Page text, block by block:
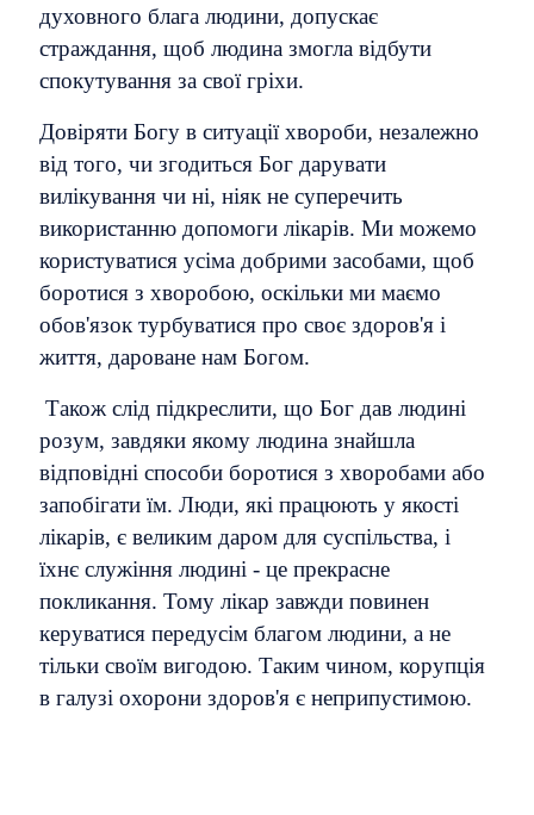
духовного блага людини, допускає
страждання, щоб людина змогла відбути
спокутування за свої гріхи.
Довіряти Богу в ситуації хвороби, незалежно
від того, чи згодиться Бог дарувати
вилікування чи ні, ніяк не суперечить
використанню допомоги лікарів. Ми можемо
користуватися усіма добрими засобами, щоб
боротися з хворобою, оскільки ми маємо
обов'язок турбуватися про своє здоров'я і
життя, дароване нам Богом.
Також слід підкреслити, що Бог дав людині
розум, завдяки якому людина знайшла
відповідні способи боротися з хворобами або
запобігати їм. Люди, які працюють у якості
лікарів, є великим даром для суспільства, і
їхнє служіння людині - це прекрасне
покликання. Тому лікар завжди повинен
керуватися передусім благом людини, а не
тільки своїм вигодою. Таким чином, корупція
в галузі охорони здоров'я є неприпустимою.